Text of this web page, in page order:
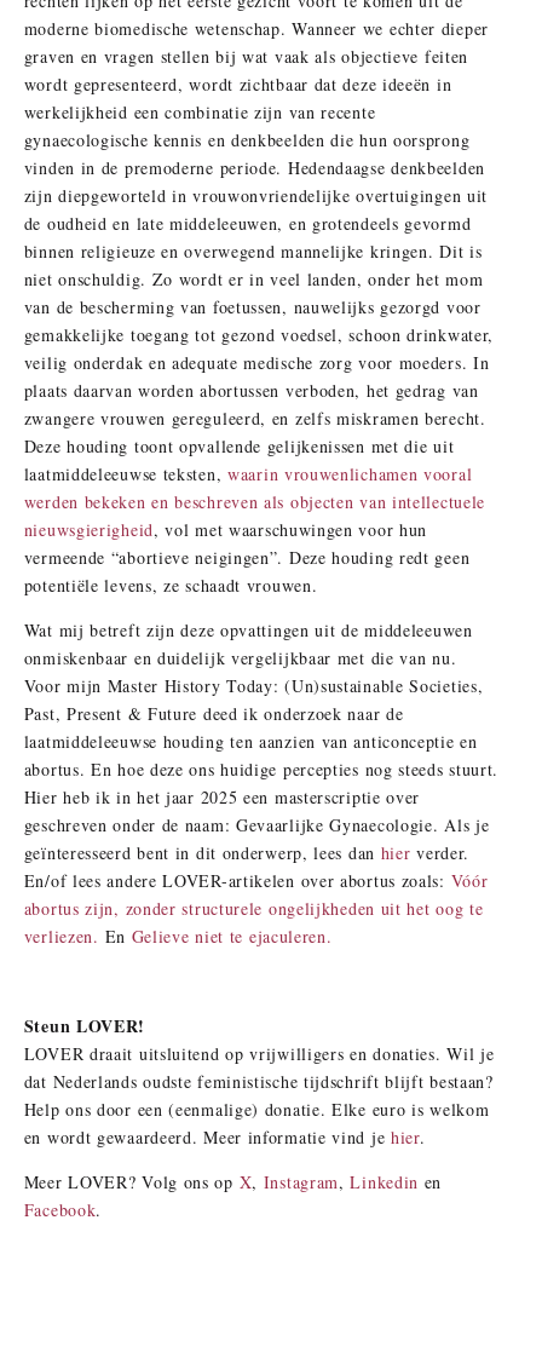
moderne biomedische wetenschap. Wanneer we echter dieper
graven en vragen stellen bij wat vaak als objectieve feiten
wordt gepresenteerd, wordt zichtbaar dat deze ideeën in
werkelijkheid een combinatie zijn van recente
gynaecologische kennis en denkbeelden die hun oorsprong
vinden in de premoderne periode. Hedendaagse denkbeelden
zijn diepgeworteld in vrouwonvriendelijke overtuigingen uit
de oudheid en late middeleeuwen, en grotendeels gevormd
binnen religieuze en overwegend mannelijke kringen. Dit is
niet onschuldig. Zo wordt er in veel landen, onder het mom
van de bescherming van foetussen, nauwelijks gezorgd voor
gemakkelijke toegang tot gezond voedsel, schoon drinkwater,
veilig onderdak en adequate medische zorg voor moeders. In
plaats daarvan worden abortussen verboden, het gedrag van
zwangere vrouwen gereguleerd, en zelfs miskramen berecht.
Deze houding toont opvallende gelijkenissen met die uit
laatmiddeleeuwse teksten, waarin vrouwenlichamen vooral
werden bekeken en beschreven als objecten van intellectuele
nieuwsgierigheid, vol met waarschuwingen voor hun
vermeende “abortieve neigingen”. Deze houding redt geen
potentiële levens, ze schaadt vrouwen.
Wat mij betreft zijn deze opvattingen uit de middeleeuwen
onmiskenbaar en duidelijk vergelijkbaar met die van nu.
Voor mijn Master History Today: (Un)sustainable Societies,
Past, Present & Future deed ik onderzoek naar de
laatmiddeleeuwse houding ten aanzien van anticonceptie en
abortus. En hoe deze ons huidige percepties nog steeds stuurt.
Hier heb ik in het jaar 2025 een masterscriptie over
geschreven onder de naam: Gevaarlijke Gynaecologie. Als je
geïnteresseerd bent in dit onderwerp, lees dan hier verder.
En/of lees andere LOVER-artikelen over abortus zoals: Vóór
abortus zijn, zonder structurele ongelijkheden uit het oog te
verliezen. En Gelieve niet te ejaculeren.
Steun LOVER!
LOVER draait uitsluitend op vrijwilligers en donaties. Wil je
dat Nederlands oudste feministische tijdschrift blijft bestaan?
Help ons door een (eenmalige) donatie. Elke euro is welkom
en wordt gewaardeerd. Meer informatie vind je hier.
Meer LOVER? Volg ons op X, Instagram,Linkedin en
Facebook.